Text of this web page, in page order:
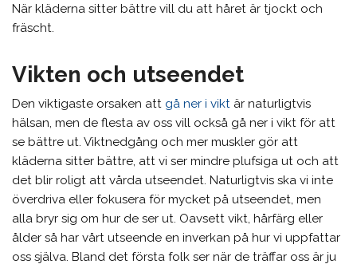
När kläderna sitter bättre vill du att håret är tjockt och
fräscht.
Vikten och utseendet
Den viktigaste orsaken att gå ner i vikt är naturligtvis
hälsan, men de flesta av oss vill också gå ner i vikt för att
se bättre ut. Viktnedgång och mer muskler gör att
kläderna sitter bättre, att vi ser mindre plufsiga ut och att
det blir roligt att vårda utseendet. Naturligtvis ska vi inte
överdriva eller fokusera för mycket på utseendet, men
alla bryr sig om hur de ser ut. Oavsett vikt, hårfärg eller
ålder så har vårt utseende en inverkan på hur vi uppfattar
oss själva. Bland det första folk ser när de träffar oss är ju